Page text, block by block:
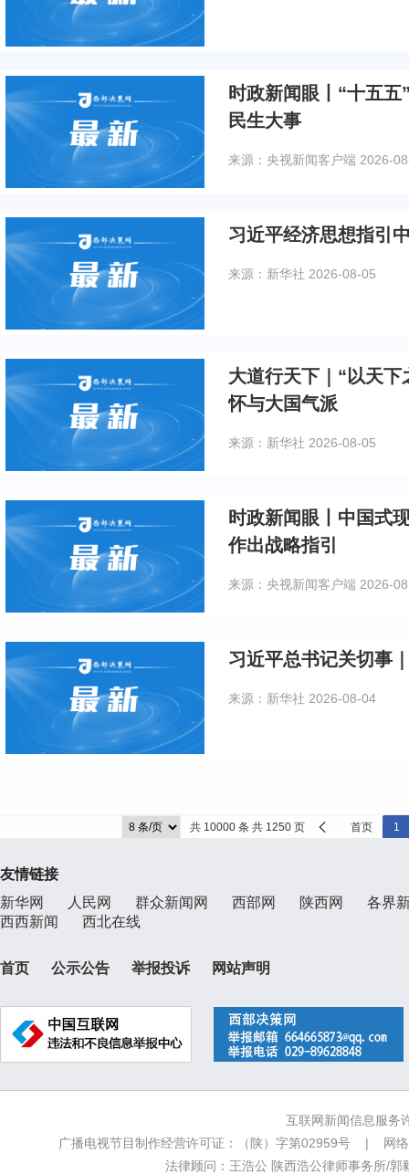
时政新闻眼丨“十五
民生大事
来源：央视新闻客户端 2026-
习近平经济思想指引
来源：新华社 2026-08-05
大道行天下｜“以天
怀与大国气派
来源：新华社 2026-08-05
时政新闻眼丨中国式
作出战略指引
来源：央视新闻客户端 2026-
习近平总书记关切事
来源：新华社 2026-08-04
共 10000 条 共 1250 页 首页 1
友情链接
新华网
人民网 群众新闻网 西部网 陕西网
各界
西西新闻
西北在线
首页 公示公告 举报投诉 网站声明
互联网新闻信息服
广播电视节目制作经营许可证：（陕）字第02959号 |
法律顾问：王浩公 陕西浩公律师事务